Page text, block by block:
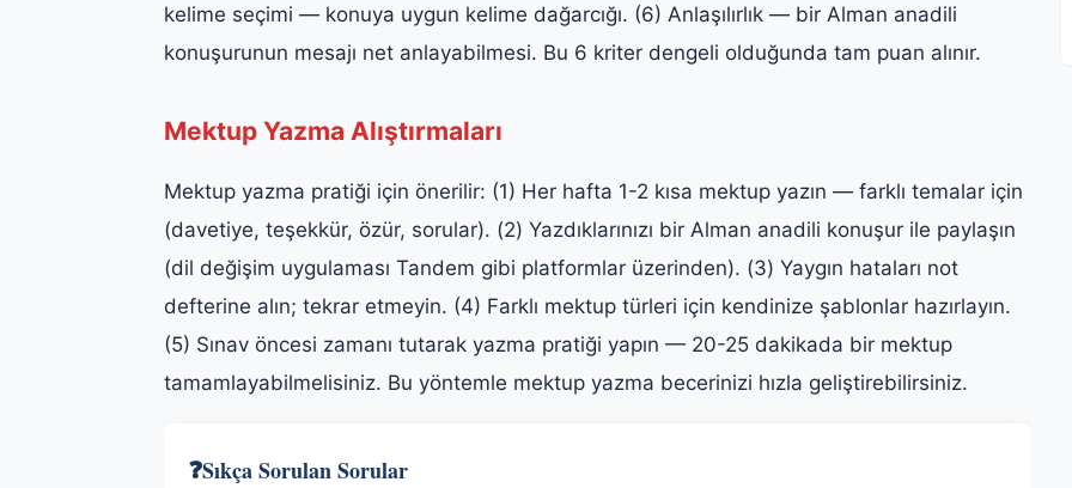
kelime seçimi — konuya uygun kelime dağarcığı. (6) Anlaşılırlık — bir Alman anadili
konuşurunun mesajı net anlayabilmesi. Bu 6 kriter dengeli olduğunda tam puan alınır.
Mektup Yazma Alıştırmaları
Mektup yazma pratiği için önerilir: (1) Her hafta 1-2 kısa mektup yazın — farklı temalar için
(davetiye, teşekkür, özür, sorular). (2) Yazdıklarınızı bir Alman anadili konuşur ile paylaşın
(dil değişim uygulaması Tandem gibi platformlar üzerinden). (3) Yaygın hataları not
defterine alın; tekrar etmeyin. (4) Farklı mektup türleri için kendinize şablonlar hazırlayın.
(5) Sınav öncesi zamanı tutarak yazma pratiği yapın — 20-25 dakikada bir mektup
tamamlayabilmelisiniz. Bu yöntemle mektup yazma becerinizi hızla geliştirebilirsiniz.
❓Sıkça Sorulan Sorular